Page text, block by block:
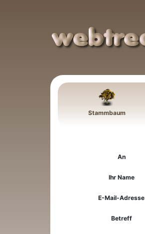
Stammbaum
An
Ihr Name
E-Mail-Adresse
Betreff